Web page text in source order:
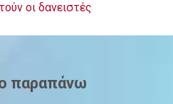
οι δανειστές
παραπάνω